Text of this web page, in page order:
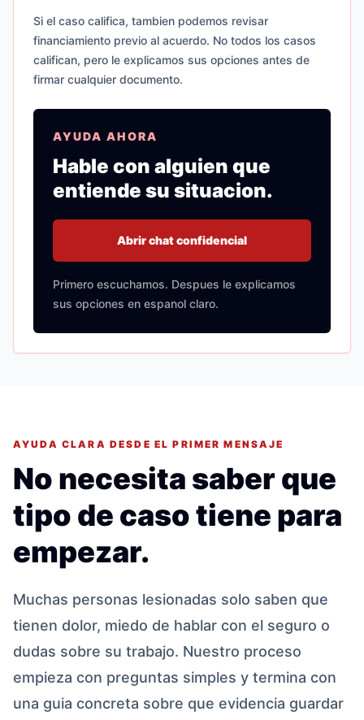
Si el caso califica, tambien podemos revisar
financiamiento previo al acuerdo. No todos los casos
califican, pero le explicamos sus opciones antes de
firmar cualquier documento.
AYUDA AHORA
Hable con alguien que
entiende su situacion.
Abrir chat confidencial
Primero escuchamos. Despues le explicamos
sus opciones en espanol claro.
AYUDA CLARA DESDE EL PRIMER MENSAJE
No necesita saber que
tipo de caso tiene para
empezar.
Muchas personas lesionadas solo saben que
tienen dolor, miedo de hablar con el seguro o
dudas sobre su trabajo. Nuestro proceso
empieza con preguntas simples y termina con
una guia concreta sobre que evidencia guardar